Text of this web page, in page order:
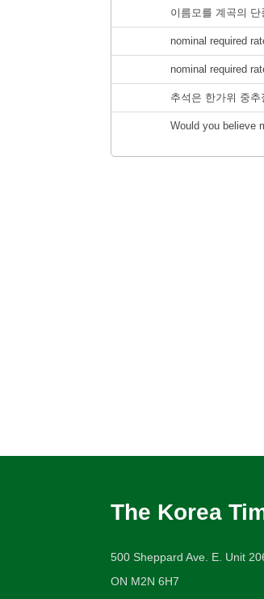
이름모를 계곡의 단
nominal required
nominal required
추석은 한가위 중추
Would you believe
The Korea
500 Sheppard Ave. E. Unit
ON M2N 6H7